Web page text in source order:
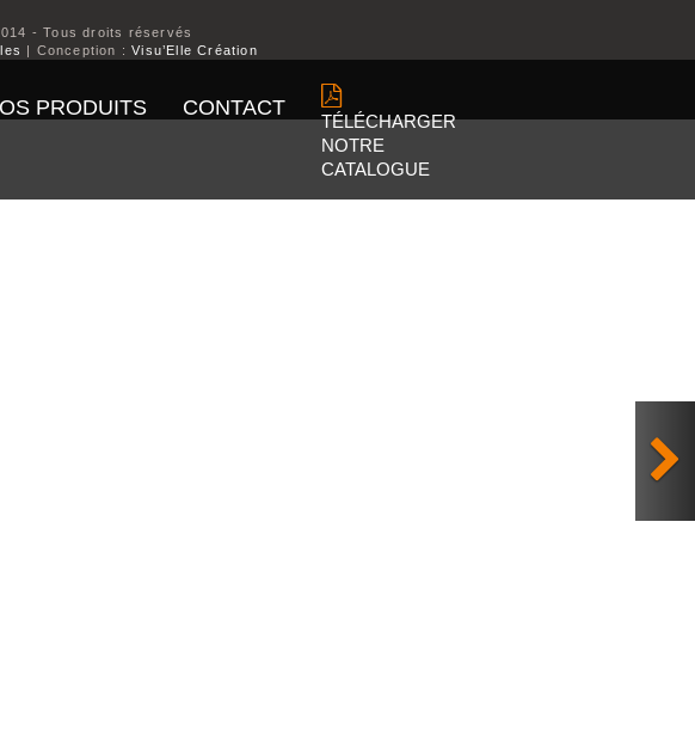
PRODUITS CONTACT
TÉLÉCHARGER
NOTRE
CATALOGUE
- Tous droits réservés
| Conception :Visu’Elle Création